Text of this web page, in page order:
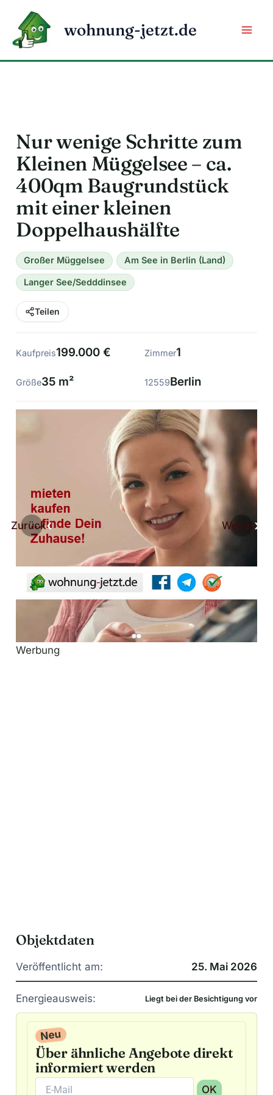
Inhalt
springen
wohnung-jetzt.de
Nur wenige Schritte zum
Kleinen Müggelsee – ca.
400qm Baugrundstück
mit einer kleinen
Doppelhaushälfte
Großer Müggelsee Am See in Berlin (Land)
Langer See/Sedddinsee
Teilen
Kaufpreis199.000 € Zimmer1
Größe35 m² 12559Berlin
Zurück Weiter
Werbung
Objektdaten
Veröffentlicht am: 25. Mai 2026
Energieausweis: Liegt bei der Besichtigung vor
Neu
Über ähnliche Angebote direkt
informiert werden
OK